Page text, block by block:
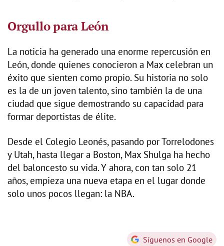
Orgullo para León
La noticia ha generado una enorme repercusión en
León, donde quienes conocieron a Max celebran un
éxito que sienten como propio. Su historia no solo
es la de un joven talento, sino también la de una
ciudad que sigue demostrando su capacidad para
formar deportistas de élite.
Desde el Colegio Leonés, pasando por Torrelodones
y Utah, hasta llegar a Boston, Max Shulga ha hecho
del baloncesto su vida. Y ahora, con tan solo 21
años, empieza una nueva etapa en el lugar donde
solo unos pocos llegan: la NBA.
Síguenos en Google